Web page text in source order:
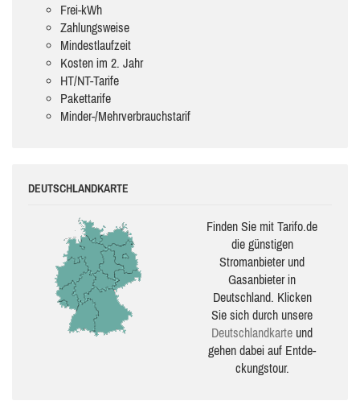
Frei-kWh
Zahlungsweise
Mindestlaufzeit
Kosten im 2. Jahr
HT/NT-Tarife
Pakettarife
Minder-/Mehrverbrauchstarif
DEUTSCHLANDKARTE
Finden Sie mit Tarifo.de
die güns­ti­gen
Stromanbieter und
Gasanbieter in
Deutschland. Klicken
Sie sich durch unsere
Deutsch­land­karte und
gehen dabei auf Ent­de­
ckungs­tour.